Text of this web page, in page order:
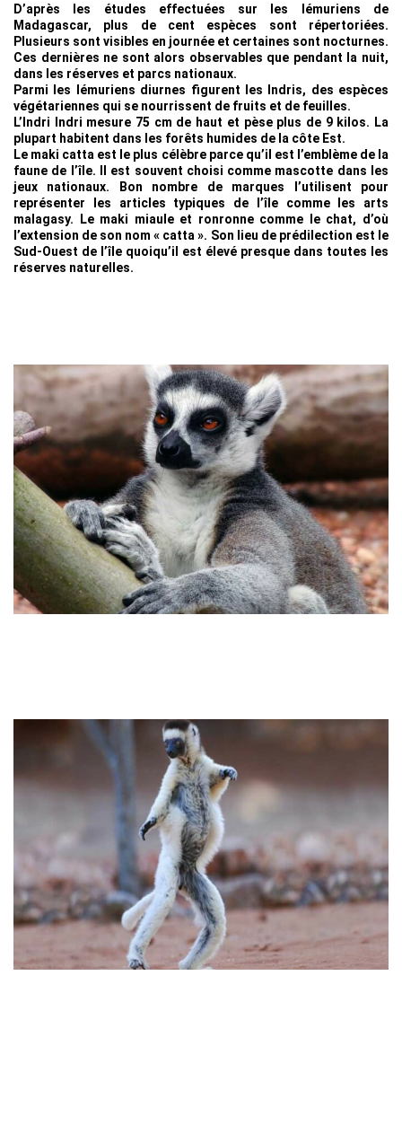
D’après les études effectuées sur les lémuriens de
Madagascar, plus de cent espèces sont répertoriées.
Plusieurs sont visibles en journée et certaines sont nocturnes.
Ces dernières ne sont alors observables que pendant la nuit,
dans les réserves et parcs nationaux.
Parmi les lémuriens diurnes figurent les Indris, des espèces
végétariennes qui se nourrissent de fruits et de feuilles.
L’Indri Indri mesure 75 cm de haut et pèse plus de 9 kilos. La
plupart habitent dans les forêts humides de la côte Est.
Le maki catta est le plus célèbre parce qu’il est l’emblème de la
faune de l’île. Il est souvent choisi comme mascotte dans les
jeux nationaux. Bon nombre de marques l’utilisent pour
représenter les articles typiques de l’île comme les arts
malagasy. Le maki miaule et ronronne comme le chat, d’où
l’extension de son nom « catta ». Son lieu de prédilection est le
Sud-Ouest de l’île quoiqu’il est élevé presque dans toutes les
réserves naturelles.